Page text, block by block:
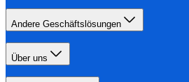
Andere Geschäftslösungen
Über uns